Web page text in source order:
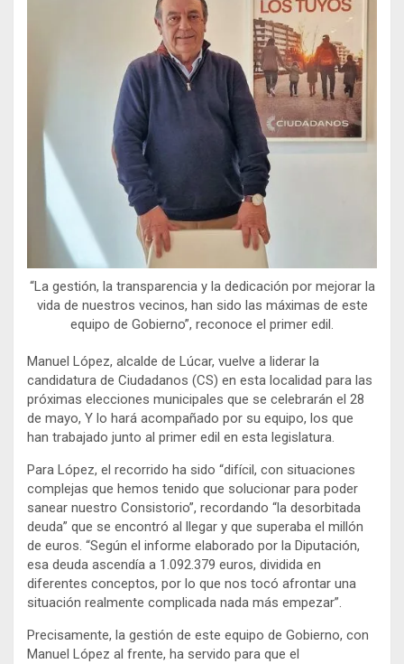
“La gestión, la transparencia y la dedicación por mejorar la
vida de nuestros vecinos, han sido las máximas de este
equipo de Gobierno”, reconoce el primer edil.
Manuel López, alcalde de Lúcar, vuelve a liderar la
candidatura de Ciudadanos (CS) en esta localidad para las
próximas elecciones municipales que se celebrarán el 28
de mayo, Y lo hará acompañado por su equipo, los que
han trabajado junto al primer edil en esta legislatura.
Para López, el recorrido ha sido “difícil, con situaciones
complejas que hemos tenido que solucionar para poder
sanear nuestro Consistorio”, recordando “la desorbitada
deuda” que se encontró al llegar y que superaba el millón
de euros. “Según el informe elaborado por la Diputación,
esa deuda ascendía a 1.092.379 euros, dividida en
diferentes conceptos, por lo que nos tocó afrontar una
situación realmente complicada nada más empezar”.
Precisamente, la gestión de este equipo de Gobierno, con
Manuel López al frente, ha servido para que el